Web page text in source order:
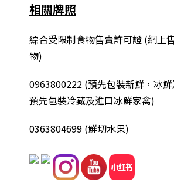
相關牌照
綜合受限制食物售賣許可證 (網上
物)
0963800222 (預先包裝新鮮，冰鮮
預先包裝冷藏及進口冰鮮家禽)
0363804699 (鮮切水果)